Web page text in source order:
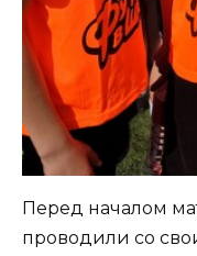
Перед началом
проводили со